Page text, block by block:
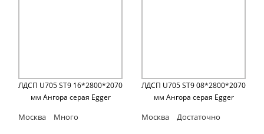
ЛДСП U705 ST9 16*2800*2070
мм Ангора серая Egger
Москва Много
ЛДСП U705 ST9 08*2800*2070
мм Ангора серая Egger
Москва Достаточно